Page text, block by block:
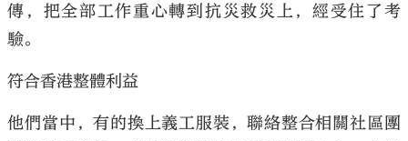
傳，把全部工作重心轉到抗災救災上，經受住了考
驗。
符合香港整體利益
他們當中，有的換上義工服裝，聯絡整合相關社區團